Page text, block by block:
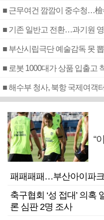
■ 근무여건 깜깜이 중수청…檢
■ 기존 일반고 전환…과기원
■ 부산시립극단 예술감독 못
■ 로봇 1000대가 상품 입출고
■ 해수부 청사, 북항 국제여객
“
패패패패…부산아이파
축구협회 ‘성 접대’ 의
론 심판 2명 조사